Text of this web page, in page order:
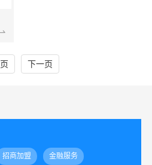
下一页
招商加盟 金融服务